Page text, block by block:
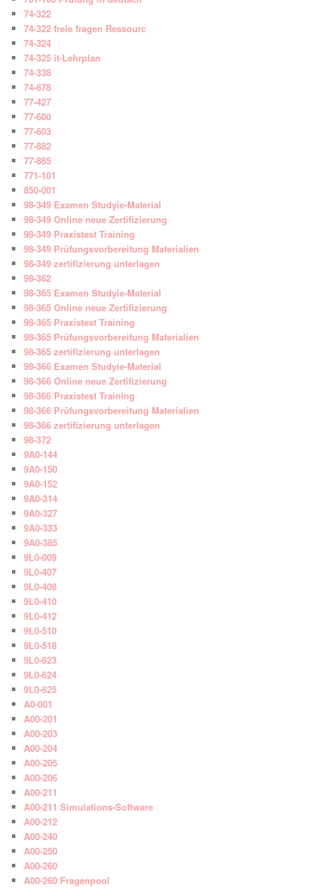
74-322
74-322 freie fragen Ressourc
74-324
74-325 it-Lehrplan
74-338
74-678
77-427
77-600
77-603
77-882
77-885
771-101
850-001
98-349 Examen Studyie-Material
98-349 Online neue Zertifizierung
98-349 Praxistest Training
98-349 Prüfungsvorbereitung Materialien
98-349 zertifizierung unterlagen
98-362
98-365 Examen Studyie-Material
98-365 Online neue Zertifizierung
98-365 Praxistest Training
98-365 Prüfungsvorbereitung Materialien
98-365 zertifizierung unterlagen
98-366 Examen Studyie-Material
98-366 Online neue Zertifizierung
98-366 Praxistest Training
98-366 Prüfungsvorbereitung Materialien
98-366 zertifizierung unterlagen
98-372
9A0-144
9A0-150
9A0-152
9A0-314
9A0-327
9A0-333
9A0-385
9L0-009
9L0-407
9L0-408
9L0-410
9L0-412
9L0-510
9L0-518
9L0-623
9L0-624
9L0-625
A0-001
A00-201
A00-203
A00-204
A00-205
A00-206
A00-211
A00-211 Simulations-Software
A00-212
A00-240
A00-250
A00-260
A00-260 Fragenpool